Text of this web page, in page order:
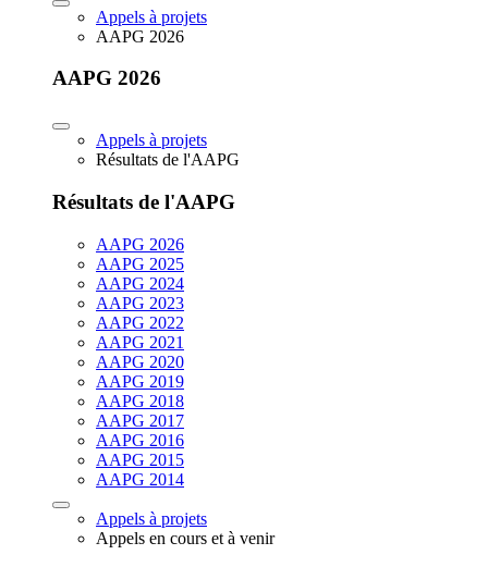
Appels à projets
AAPG 2026
AAPG 2026
Appels à projets
Résultats de l'AAPG
Résultats de l'AAPG
AAPG 2026
AAPG 2025
AAPG 2024
AAPG 2023
AAPG 2022
AAPG 2021
AAPG 2020
AAPG 2019
AAPG 2018
AAPG 2017
AAPG 2016
AAPG 2015
AAPG 2014
Appels à projets
Appels en cours et à venir